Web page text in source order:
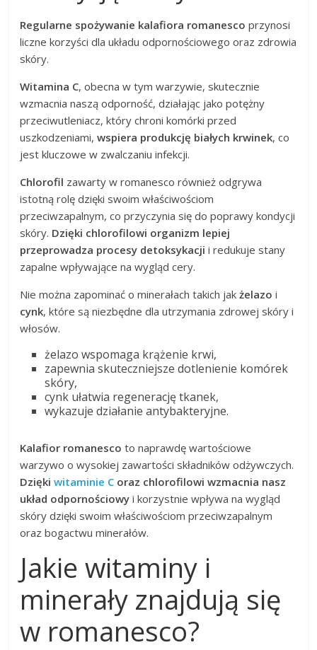
Regularne spożywanie kalafiora romanesco przynosi
liczne korzyści dla układu odpornościowego oraz zdrowia
skóry.
Witamina C, obecna w tym warzywie, skutecznie
wzmacnia naszą odporność, działając jako potężny
przeciwutleniacz, który chroni komórki przed
uszkodzeniami,wspiera produkcję białych krwinek, co
jest kluczowe w zwalczaniu infekcji.
Chlorofil zawarty w romanesco również odgrywa
istotną rolę dzięki swoim właściwościom
przeciwzapalnym, co przyczynia się do poprawy kondycji
skóry. Dzięki chlorofilowi organizm lepiej
przeprowadza procesy detoksykacji i redukuje stany
zapalne wpływające na wygląd cery.
Nie można zapominać o minerałach takich jakżelazo i
cynk, które są niezbędne dla utrzymania zdrowej skóry i
włosów.
żelazo wspomaga krążenie krwi,
zapewnia skuteczniejsze dotlenienie komórek
skóry,
cynk ułatwia regenerację tkanek,
wykazuje działanie antybakteryjne.
Kalafior romanesco to naprawdę wartościowe
warzywo o wysokiej zawartości składników odżywczych.
Dziękiwitaminie C oraz chlorofilowi wzmacnia nasz
układ odpornościowy i korzystnie wpływa na wygląd
skóry dzięki swoim właściwościom przeciwzapalnym
oraz bogactwu minerałów.
Jakie witaminy i
minerały znajdują się
w romanesco?